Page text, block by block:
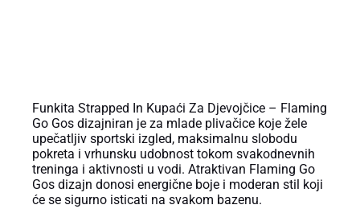
Funkita Strapped In Kupaći Za Djevojčice – Flaming
Go Gos dizajniran je za mlade plivačice koje žele
upečatljiv sportski izgled, maksimalnu slobodu
pokreta i vrhunsku udobnost tokom svakodnevnih
treninga i aktivnosti u vodi. Atraktivan Flaming Go
Gos dizajn donosi energične boje i moderan stil koji
će se sigurno isticati na svakom bazenu.